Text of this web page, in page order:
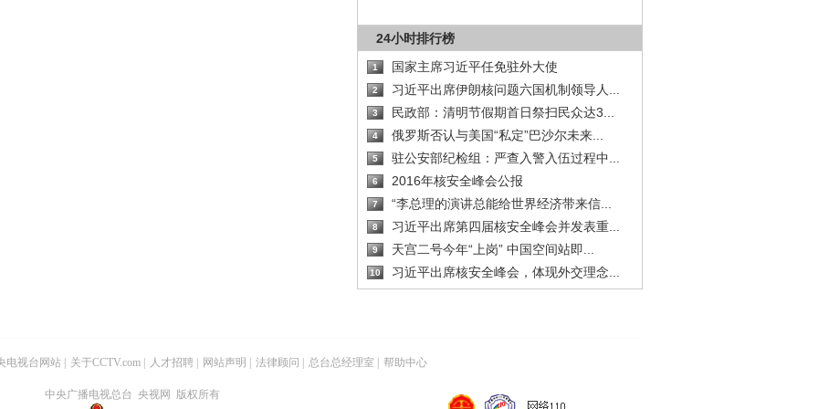
24小时排行榜
1 国家主席习近平任免驻外大使
2 习近平出席伊朗核问题六国机制领导人...
3 民政部：清明节假期首日祭扫民众达3...
4 俄罗斯否认与美国“私定”巴沙尔未来...
5 驻公安部纪检组：严查入警入伍过程中...
6 2016年核安全峰会公报
7 “李总理的演讲总能给世界经济带来信...
8 习近平出席第四届核安全峰会并发表重...
9 天宫二号今年“上岗” 中国空间站即...
10 习近平出席核安全峰会，体现外交理念...
电视台网站 关于CCTV.com 人才招聘 网站声明 法律顾问 总台总经理室 帮助中心
中央广播电视总台 央视网 版权所有